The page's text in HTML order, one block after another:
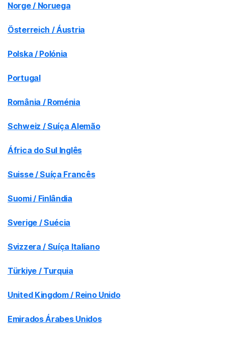
Norge / Noruega
Österreich / Áustria
Polska / Polónia
Portugal
România / Roménia
Schweiz / Suíça Alemão
África do Sul Inglês
Suisse / Suíça Francês
Suomi / Finlândia
Sverige / Suécia
Svizzera / Suíça Italiano
Türkiye / Turquia
United Kingdom / Reino Unido
Emirados Árabes Unidos